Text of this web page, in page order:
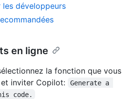
les développeurs
en ligne
la fonction que vous
inviter Copilot:
Generate a
code.